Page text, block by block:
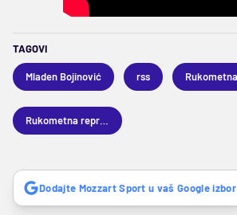
TAGOVI
Mladen Bojinović rss
Dodajte Mozzart Sport u vaš Google izbor